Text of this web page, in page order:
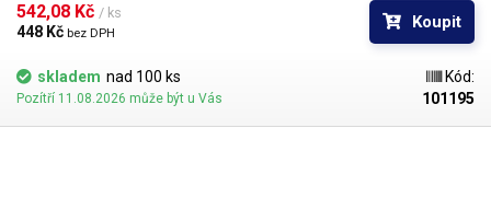
nízké připékavosti jsou skleněná vlákna tkaniny potažena vrstvou
542,08 Kč / ks
448 Kč bez DPH
Koupit
skladem nad 100 ks
Pozítří 11.08.2026 může být u Vás
Kód:
101195